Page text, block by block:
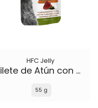
HFC Jelly
Filete de Atún con Algas
55 g